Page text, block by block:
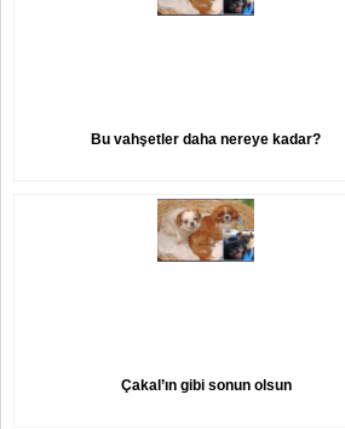
Bu vahşetler daha nereye kadar?
Çakal’ın gibi sonun olsun